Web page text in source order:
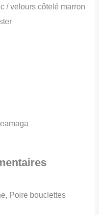
/ velours côtelé marron
Poire bouclettes